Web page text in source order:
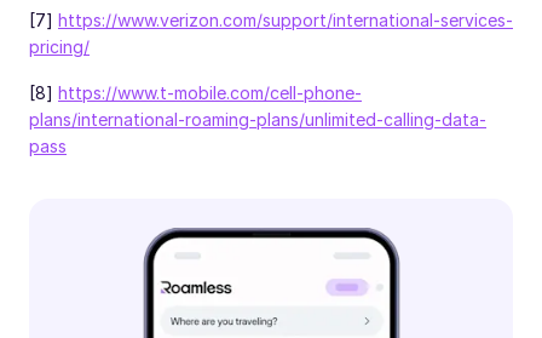
[7] https://www.verizon.com/support/international-services-
pricing/
[8] https://www.t-mobile.com/cell-phone-
plans/international-roaming-plans/unlimited-calling-data-
pass